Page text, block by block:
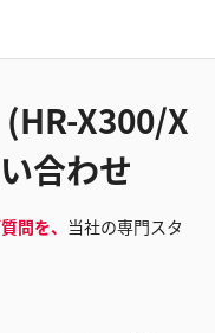
X300/X
合わせ
問を、 当社の専門スタ